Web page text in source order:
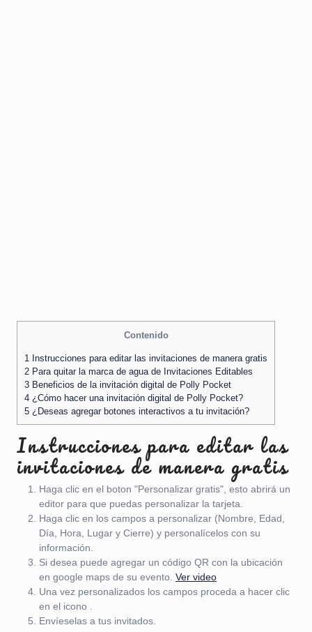
Contenido
1 Instrucciones para editar las invitaciones de manera gratis
2 Para quitar la marca de agua de Invitaciones Editables
3 Beneficios de la invitación digital de Polly Pocket
4 ¿Cómo hacer una invitación digital de Polly Pocket?
5 ¿Deseas agregar botones interactivos a tu invitación?
Instrucciones para editar las
invitaciones de manera gratis
Haga clic en el boton "Personalizar gratis", esto abrirá un
editor para que puedas personalizar la tarjeta.
Haga clic en los campos a personalizar (Nombre, Edad,
Día, Hora, Lugar y Cierre) y personalícelos con su
información.
Si desea puede agregar un código QR con la ubicación
en google maps de su evento. Ver video
Una vez personalizados los campos proceda a hacer clic
en el icono
Envíeselas a tus invitados.